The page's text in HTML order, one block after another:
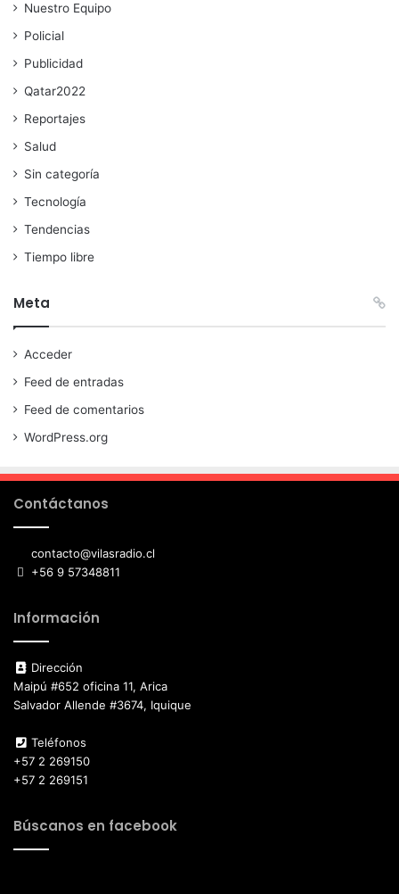
Nuestro Equipo
Policial
Publicidad
Qatar2022
Reportajes
Salud
Sin categoría
Tecnología
Tendencias
Tiempo libre
Meta
Acceder
Feed de entradas
Feed de comentarios
WordPress.org
Contáctanos
contacto@vilasradio.cl
+56 9 57348811
Información
Dirección
Maipú #652 oficina 11, Arica
Salvador Allende #3674, Iquique
Teléfonos
+57 2 269150
+57 2 269151
Búscanos en facebook